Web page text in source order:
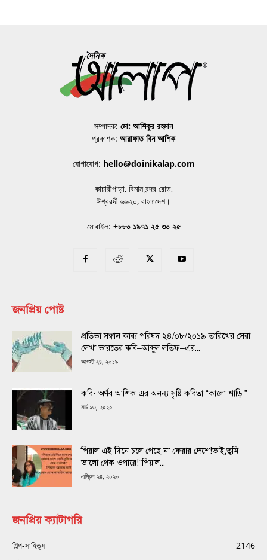
সম্পাদক: মো: আশিকুর রহমান
প্রকাশক: আরাফাত বিন আশিক
যোগাযোগ: hello@doinikalap.com
কাচারীপাড়া, বিমান বন্দর রোড,
ঈশ্বরদী ৬৬২০, বাংলাদেশ।
মোবাইল: +৮৮০ ১৯৭১ ২৫ ৩০ ২৫
জনপ্রিয় পোষ্ট
প্রতিভা সন্ধান কাব্য পরিষদ ২৪/০৮/২০১৯ তারিখের সেরা
লেখা ভারতের কবি–আব্দুল লতিফ–এর...
আগস্ট ২৪, ২০১৯
কবি- অর্ণব আশিক এর অনন্য সৃষ্টি কবিতা “কালো শাড়ি ”
মার্চ ১৩, ২০২০
পিয়াল এই দিনে চলে গেছে না ফেরার দেশে!ভাই,তুমি
ভালো থেক ওপারে!“পিয়াল...
এপ্রিল ২৪, ২০২০
জনপ্রিয় ক্যাটাগরি
শিল্প-সাহিত্য
2146